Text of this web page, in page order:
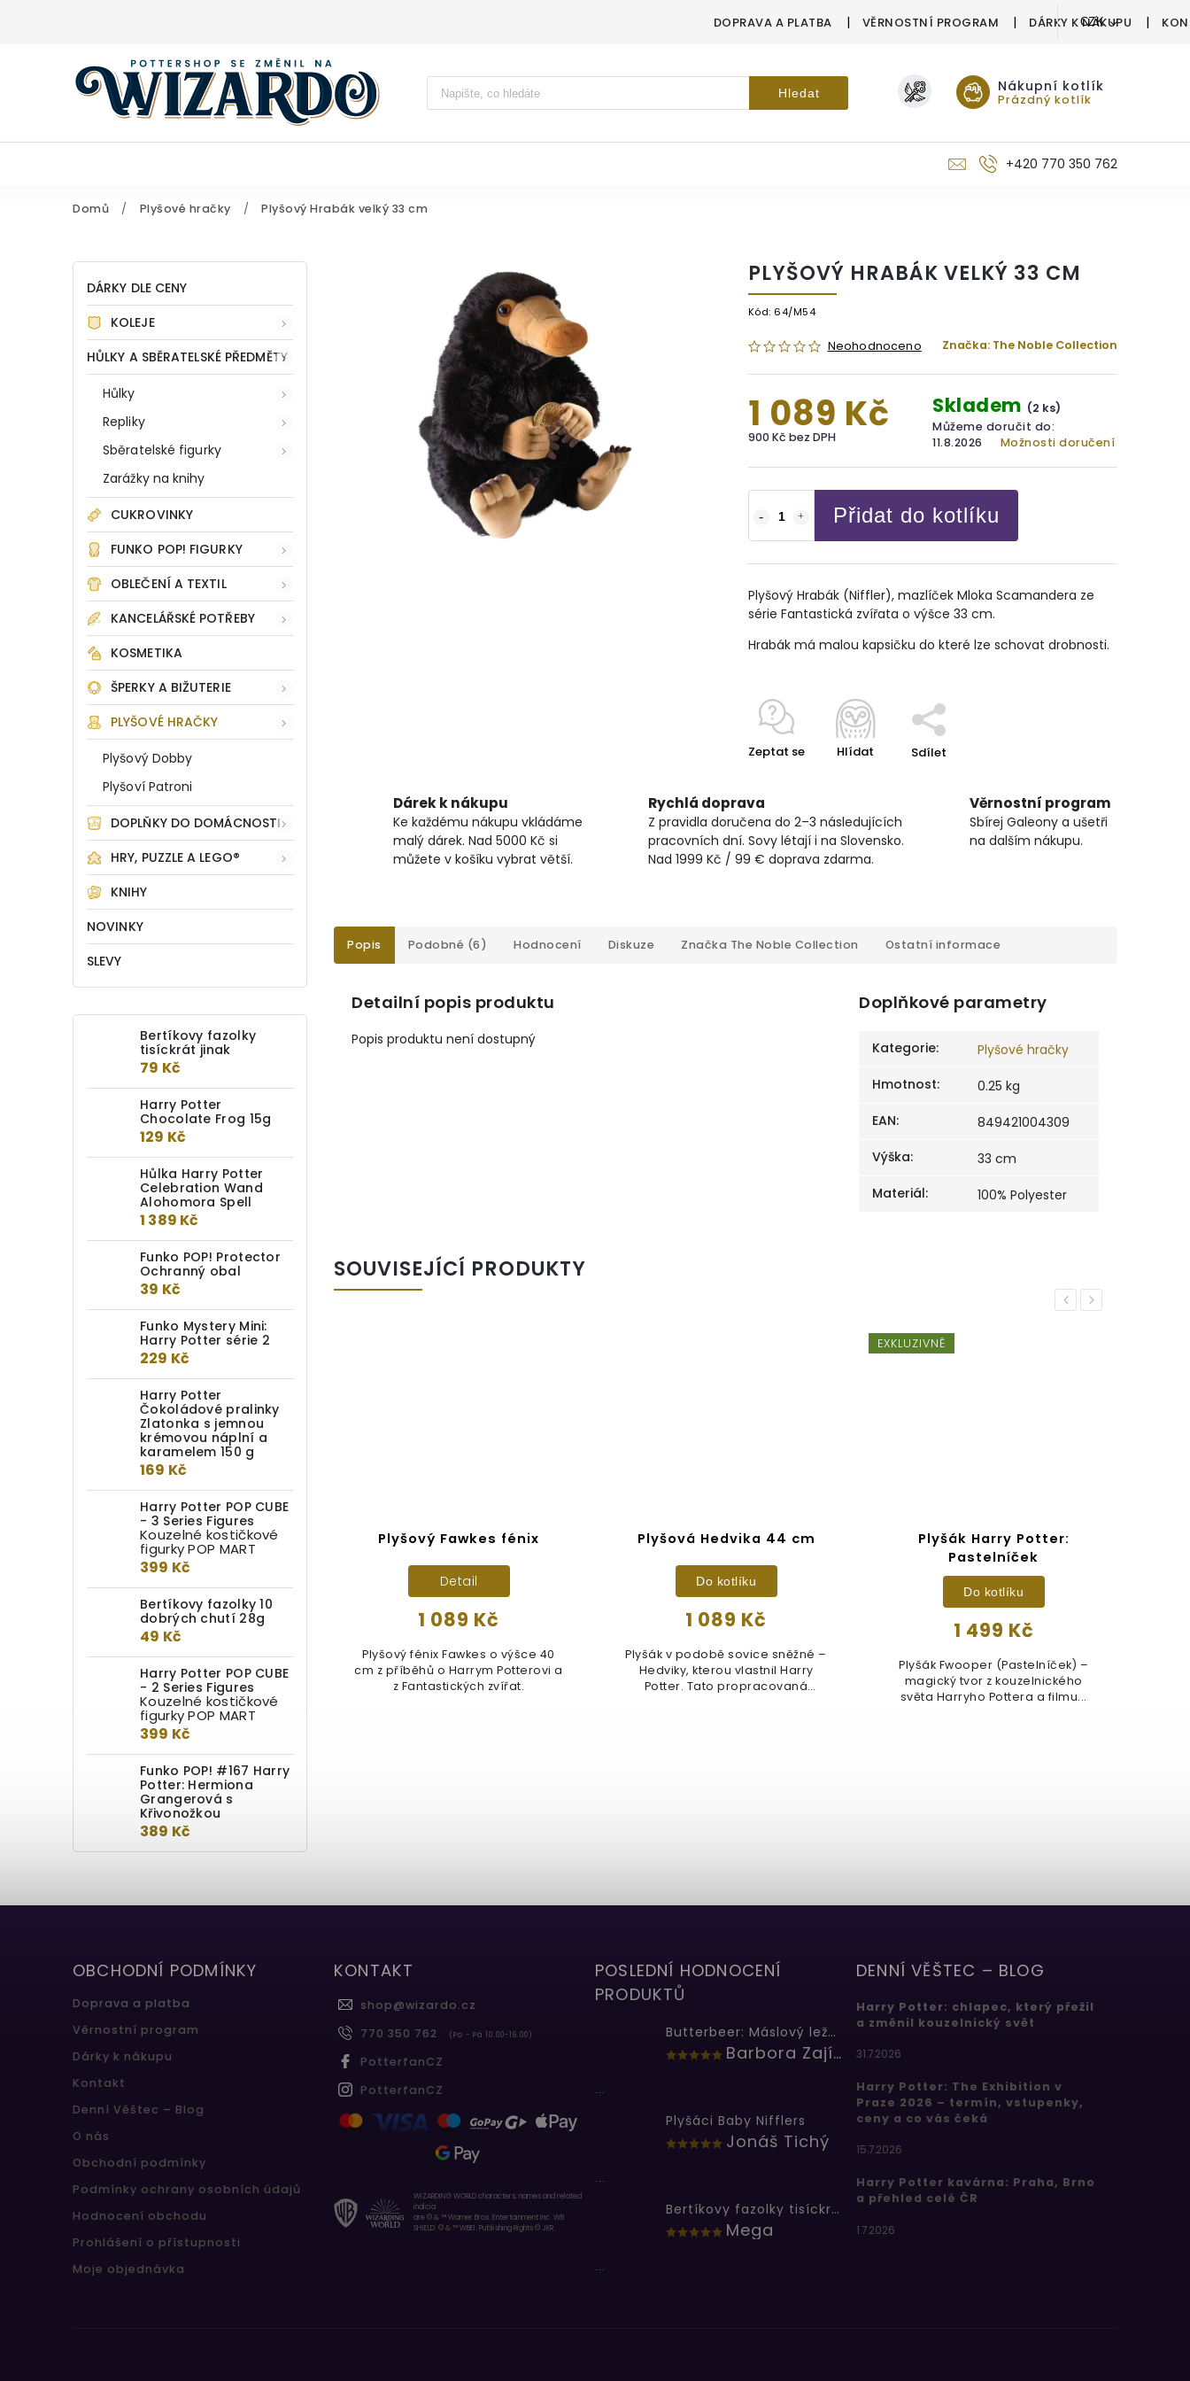
DOPRAVA A PLATBA VĚRNOSTNÍ PROGRAM DÁRKY K NÁKUPU
CZK
Vyhledávání Hledat Nákupní kotlík
Prázdný kotlík
+420 770 350 762
Domů / Plyšové hračky / Plyšový Hrabák velký 33 cm
DÁRKY DLE CENY
KOLEJE
HŮLKY A SBĚRATELSKÉ PŘEDMĚTY
Hůlky
Repliky
Sběratelské figurky
Zarážky na knihy
CUKROVINKY
FUNKO POP! FIGURKY
OBLEČENÍ A TEXTIL
KANCELÁŘSKÉ POTŘEBY
KOSMETIKA
ŠPERKY A BIŽUTERIE
PLYŠOVÉ HRAČKY
Plyšový Dobby
Plyšoví Patroni
DOPLŇKY DO DOMÁCNOSTI
HRY, PUZZLE A LEGO®
KNIHY
NOVINKY
SLEVY
Bertíkovy fazolky
tisíckrát jinak
79 Kč
Harry Potter
Chocolate Frog 15g
129 Kč
Hůlka Harry Potter
Celebration Wand
Alohomora Spell
1 389 Kč
Funko POP! Protector
Ochranný obal
39 Kč
Funko Mystery Mini:
Harry Potter série 2
229 Kč
Harry Potter
Čokoládové pralinky
Zlatonka s jemnou
krémovou náplní a
karamelem 150 g
169 Kč
Harry Potter POP CUBE
- 3 Series Figures
Kouzelné kostičkové
figurky POP MART
399 Kč
Bertíkovy fazolky 10
dobrých chutí 28g
49 Kč
Harry Potter POP CUBE
- 2 Series Figures
Kouzelné kostičkové
figurky POP MART
399 Kč
Funko POP! #167 Harry
Potter: Hermiona
Grangerová s
Křivonožkou
389 Kč
PLYŠOVÝ HRABÁK VELKÝ 33 CM
Kód: 64/M54
Neohodnoceno Značka: The Noble Collection
1 089 Kč
900 Kč bez DPH
Skladem (2 ks)
Můžeme doručit do:
11.8.2026
Možnosti doručení
Přidat do kotlíku
Plyšový Hrabák (Niffler), mazlíček Mloka Scamandera ze
série Fantastická zvířata o výšce 33 cm.
Hrabák má malou kapsičku do které lze schovat drobnosti.
Zeptat se Hlídat Sdílet
Dárek k nákupu
Ke každému nákupu vkládáme
malý dárek. Nad 5000 Kč si
můžete v košíku vybrat větší.
Rychlá doprava
Z pravidla doručena do 2–3 následujících
pracovních dní. Sovy létají i na Slovensko.
Nad 1999 Kč / 99 € doprava zdarma.
Věrnostní program
Sbírej Galeony a ušetři
na dalším nákupu.
Popis Podobné (6) Hodnocení Diskuze Značka The Noble Collection Ostatní informace
Detailní popis produktu
Popis produktu není dostupný
Doplňkové parametry
Kategorie:
Plyšové hračky
Hmotnost:
0.25 kg
EAN:
849421004309
Výška:
33 cm
Materiál: 100% Polyester
SOUVISEJÍCÍ PRODUKTY
Previous
EXKLUZIVNĚ
Plyšový Křivonožka
1 299 Kč
Nejlepším čtyřnohým kamarádem
Hermiony byl Křivonožka. Plyšová
hračka má akrylové oči a je
dlouhá...
Plyšový Fawkes fénix
1 089 Kč
Detail
Plyšový fénix Fawkes o výšce 40
cm z příběhů o Harrym Potterovi a
z Fantastických zvířat.
Plyšová Hedvika 44 cm
1 089 Kč
Do kotlíku
Plyšák v podobě sovice sněžné –
Hedviky, kterou vlastnil Harry
Potter. Tato propracovaná
EXKLUZIVNĚ
Plyšák Harry Potter:
Pastelníček
1 499 Kč
Do kotlíku
Plyšák Fwooper (Pastelníček) –
magický tvor z kouzelnického
světa Harryho Pottera a filmu...
Next
OBCHODNÍ PODMÍNKY
Doprava a platba
Věrnostní program
Dárky k nákupu
Kontakt
Denní Věštec – Blog
O nás
Obchodní podmínky
Podmínky ochrany osobních údajů
Hodnocení obchodu
Prohlášení o přístupnosti
Moje objednávka
KONTAKT
shop@wizardo.cz
770 350 762
(Po - Pá 10.00-16.00)
PotterfanCZ
PotterfanCZ
WIZARDING WORLD characters, names and related
indicia
are © & ™ Warner Bros. Entertainment Inc. WB
SHIELD: © & ™ WBEI. Publishing Rights © JKR.
POSLEDNÍ HODNOCENÍ
PRODUKTŮ
Butterbeer: Máslový ležák
Barbora Zajícová
...
Plyšáci Baby Nifflers
Jonáš Tichý
...
Bertíkovy fazolky tisíckrát jinak
Mega
...
DENNÍ VĚŠTEC – BLOG
Harry Potter: chlapec, který přežil
a změnil kouzelnický svět
31.7.2026
Harry Potter: The Exhibition v
Praze 2026 – termín, vstupenky,
ceny a co vás čeká
15.7.2026
Harry Potter kavárna: Praha, Brno
a přehled celé ČR
1.7.2026